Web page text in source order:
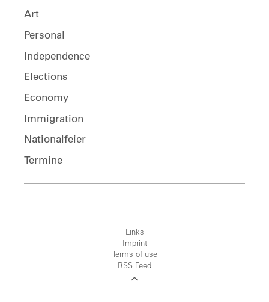
Art
Personal
Independence
Elections
Economy
Immigration
Nationalfeier
Termine
Links
Imprint
Terms of use
RSS Feed